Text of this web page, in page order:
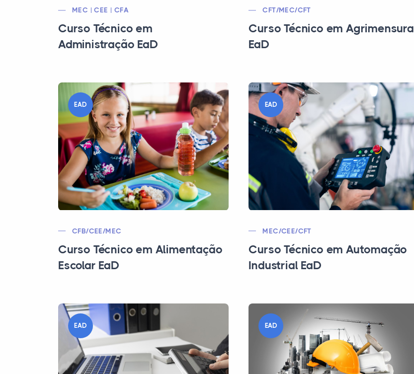
MEC | CEE | CFA
Curso Técnico em
Administração EaD
CFT/MEC/CFT
Curso Técnico em Agrimensura
EaD
EAD
CFB/CEE/MEC
Curso Técnico em Alimentação
Escolar EaD
EAD
MEC/CEE/CFT
Curso Técnico em Automação
Industrial EaD
EAD EAD